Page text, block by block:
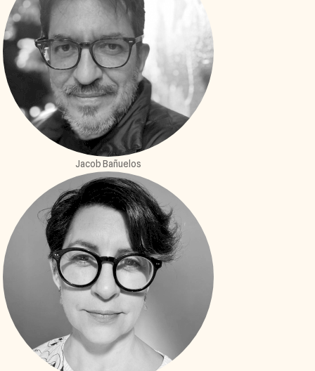
Jacob Bañuelos